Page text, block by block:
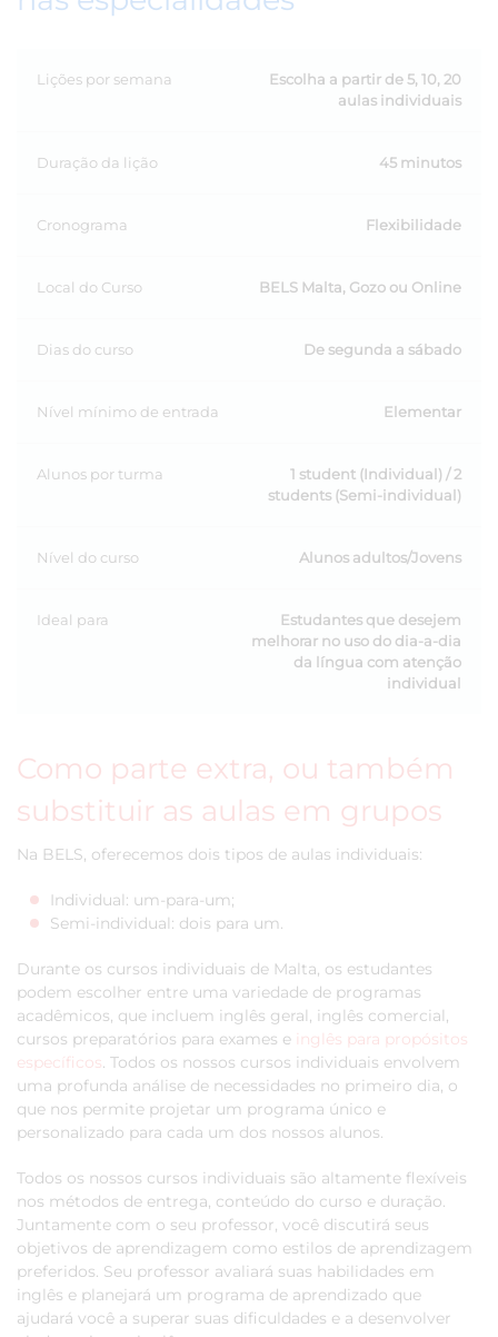
Lições por semana
Escolha a partir de 5, 10, 20
aulas individuais
Duração da lição 45 minutos
Cronograma Flexibilidade
Local do Curso BELS Malta, Gozo ou Online
Dias do curso De segunda a sábado
Nível mínimo de entrada Elementar
Alunos por turma
1 student (Individual) / 2
students (Semi-individual)
Nível do curso Alunos adultos/Jovens
Ideal para
Estudantes que desejem
melhorar no uso do dia-a-dia
da língua com atenção
individual
Como parte extra, ou também
substituir as aulas em grupos
Na BELS, oferecemos dois tipos de aulas individuais:
Individual: um-para-um;
Semi-individual: dois para um.
Durante os cursos individuais de Malta, os estudantes
podem escolher entre uma variedade de programas
acadêmicos, que incluem inglês geral, inglês comercial,
cursos preparatórios para exames e inglês para propósitos
específicos. Todos os nossos cursos individuais envolvem
uma profunda análise de necessidades no primeiro dia, o
que nos permite projetar um programa único e
personalizado para cada um dos nossos alunos.
Todos os nossos cursos individuais são altamente flexíveis
nos métodos de entrega, conteúdo do curso e duração.
Juntamente com o seu professor, você discutirá seus
objetivos de aprendizagem como estilos de aprendizagem
preferidos. Seu professor avaliará suas habilidades em
inglês e planejará um programa de aprendizado que
ajudará você a superar suas dificuldades e a desenvolver